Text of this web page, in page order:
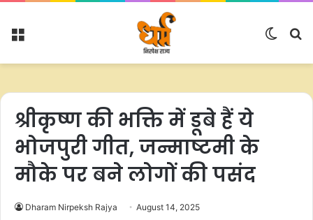
Menu
Switch
श्रीकृष्ण की भक्ति में डूबे हैं ये
भोजपुरी गीत, जन्माष्टमी के
मौके पर बने लोगों की पसंद
Dharam Nirpeksh Rajya August 14, 2025